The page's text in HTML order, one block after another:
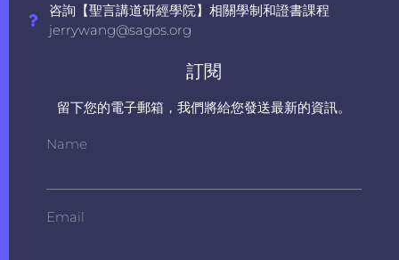
咨詢【聖言講道研經學院】相關學制和證書課程
jerrywang@sagos.org
訂閱
留下您的電子郵箱，我們將給您發送最新的資訊。
Name
Email